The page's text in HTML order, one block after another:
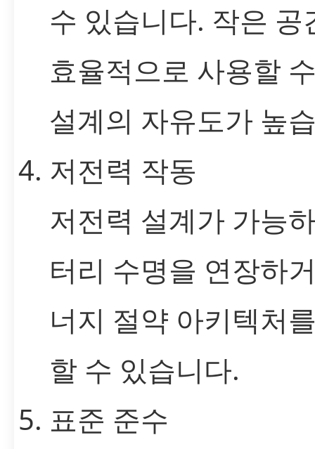
수 있습니다. 작은 공
효율적으로 사용할
설계의 자유도가 높
저전력 작동
저전력 설계가 가능
터리 수명을 연장하
너지 절약 아키텍처
할 수 있습니다.
표준 준수